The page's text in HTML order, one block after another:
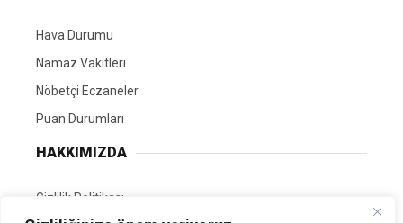
Hava Durumu
Namaz Vakitleri
Nöbetçi Eczaneler
Puan Durumları
HAKKIMIZDA
Gizlilik Politikası